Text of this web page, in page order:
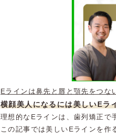
Eラインは鼻先と唇と顎先をつな
横顔美人になるには美しいEラ
理想的なEラインは、歯列矯正で
この記事では美しいEラインを作